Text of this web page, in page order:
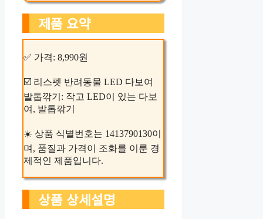
제품 요약
✅ 가격: 8,990원
☑️ 리스펫 반려동물 LED 다보여
발톱깎기: 작고 LED이 있는 다보
여, 발톱깎기
☀️ 상품 식별번호는 1413790130이
며, 품질과 가격이 조화를 이룬 경
제적인 제품입니다.
상품 상세설명